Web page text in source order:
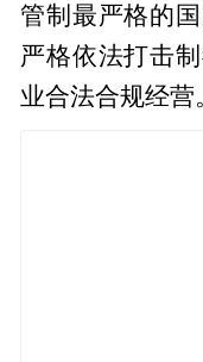
管制最严格的
严格依法打击
业合法合规经营